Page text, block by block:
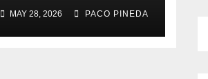
MAY 28, 2026 PACO PINEDA